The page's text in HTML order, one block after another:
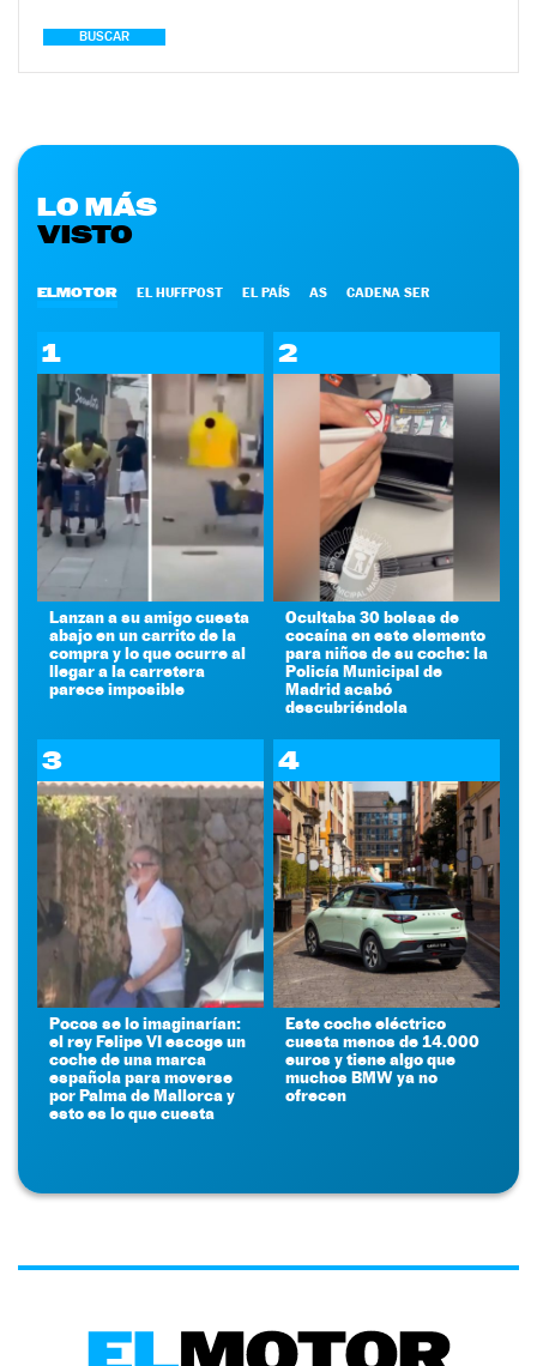
BUSCAR
LO MÁS
VISTO
ELMOTOR EL HUFFPOST EL PAÍS AS CADENA SER
1
Lanzan a su amigo cuesta
abajo en un carrito de la
compra y lo que ocurre al
llegar a la carretera
parece imposible
2
Ocultaba 30 bolsas de
cocaína en este elemento
para niños de su coche: la
Policía Municipal de
Madrid acabó
descubriéndola
3
Pocos se lo imaginarían:
el rey Felipe VI escoge un
coche de una marca
española para moverse
por Palma de Mallorca y
esto es lo que cuesta
4
Este coche eléctrico
cuesta menos de 14.000
euros y tiene algo que
muchos BMW ya no
ofrecen